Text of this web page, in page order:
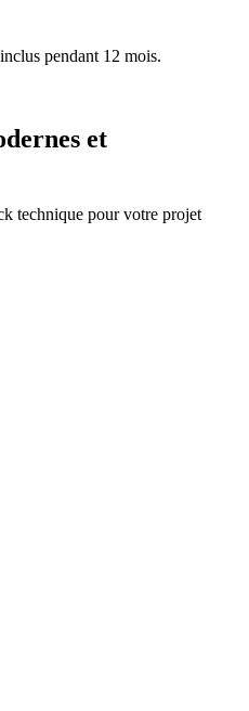
pendant 12 mois.
et
technique pour votre projet